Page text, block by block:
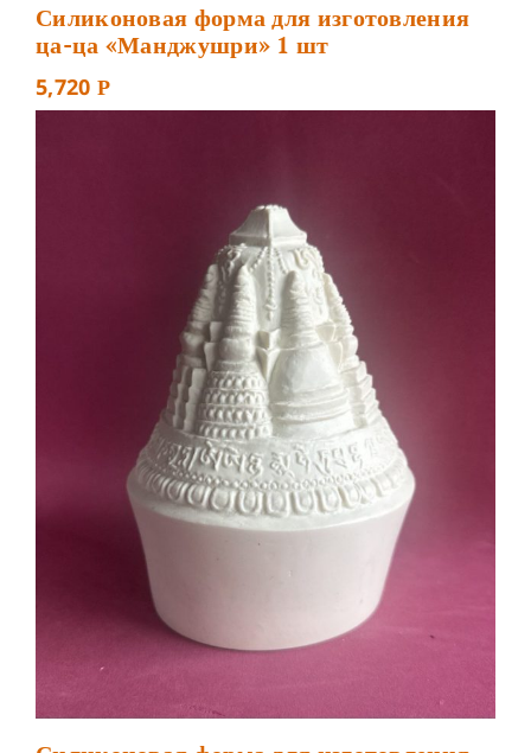
Силиконовая форма для изготовления
ца-ца «Манджушри» 1 шт
5,720 Р